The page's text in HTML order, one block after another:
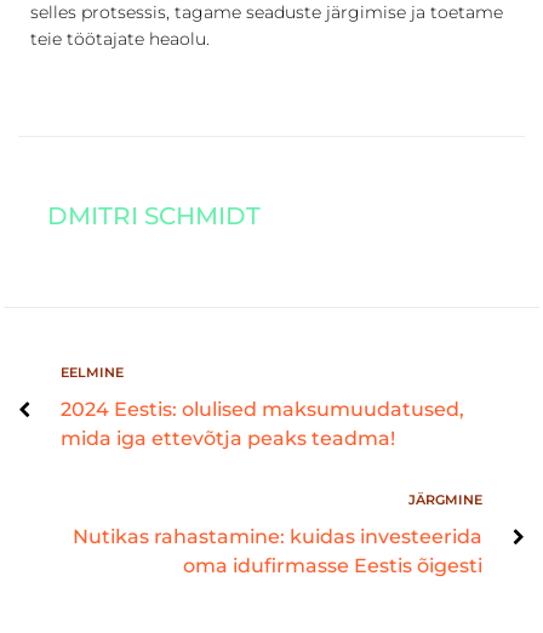
selles protsessis, tagame seaduste järgimise ja toetame
teie töötajate heaolu.
DMITRI SCHMIDT
EELMINE
2024 Eestis: olulised maksumuudatused,
mida iga ettevõtja peaks teadma!
JÄRGMINE
Nutikas rahastamine: kuidas investeerida
oma idufirmasse Eestis õigesti